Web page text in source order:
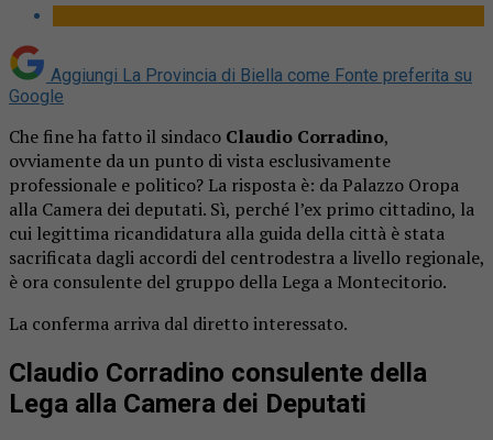
Aggiungi La Provincia di Biella come Fonte preferita su
Google
Che fine ha fatto il sindaco Claudio Corradino,
ovviamente da un punto di vista esclusivamente
professionale e politico? La risposta è: da Palazzo Oropa
alla Camera dei deputati. Sì, perché l’ex primo cittadino, la
cui legittima ricandidatura alla guida della città è stata
sacrificata dagli accordi del centrodestra a livello regionale,
è ora consulente del gruppo della Lega a Montecitorio.
La conferma arriva dal diretto interessato.
Claudio Corradino consulente della
Lega alla Camera dei Deputati